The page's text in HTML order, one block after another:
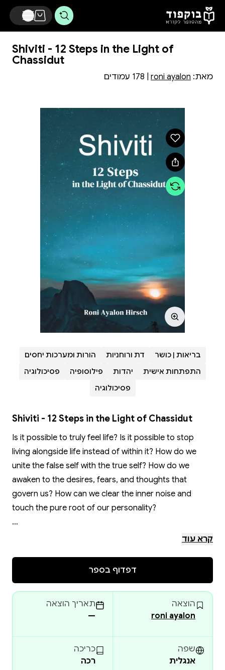
דלג לתוכן הראשי
Shiviti - 12 Steps in the Light of
Chassidut
מאת: roni ayalon
בריאות | כושר דת ורוחניות
הורות ומערכות יחסים
התפתחות אישית
יהדות פילוסופיה
פסיכולוגיה
פסיכולוגיה
Shiviti - 12 Steps in the Light of Chassidut
Is it possible to truly feel life? Is it possible to stop
living alongside life instead of within it? How do we
unite the false self with the true self? How do we
awaken to the desires, fears, and thoughts that
govern us? How can we clear the inner noise and
touch the pure root of our personality?
The book “Shiviti” offers a path based on the 12-step
that will help us clarify our inner voices, and will
introduce us to the process of recovery and why.
Roni Ayalon combines his extensive experience in
complementary medicine, Hasidism, the 12-step
program, breath work, and the “Shiviti” techniques,
which he developed, to provide a window of hope,
קרא עוד
דפדוף בספר
הוצאה
roni ayalon
תאריך הוצאה
—
שפה
אנגלית
כריכה
רכה